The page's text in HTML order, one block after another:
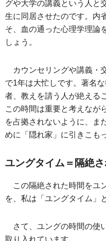
グや大学の講義という人と
生に同居させたのです。内
そ、血の通った心理学理論
しょう。
カウンセリングや講義・
で1年は大忙しです。著名
者、教えを請う人が絶える
この時間は重要と考えなが
を占拠されないように、ま
めに「隠れ家」に引きこも
ユングタイム＝隔絶
この隔絶された時間をユ
を、私は「ユングタイム」
さて、ユングの時間の使
取り入れています。